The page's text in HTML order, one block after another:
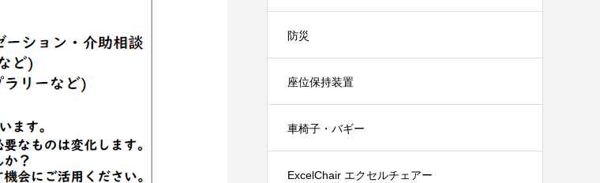
防災
座位保持装置
車椅子・バギー
ExcelChair エクセルチェアー